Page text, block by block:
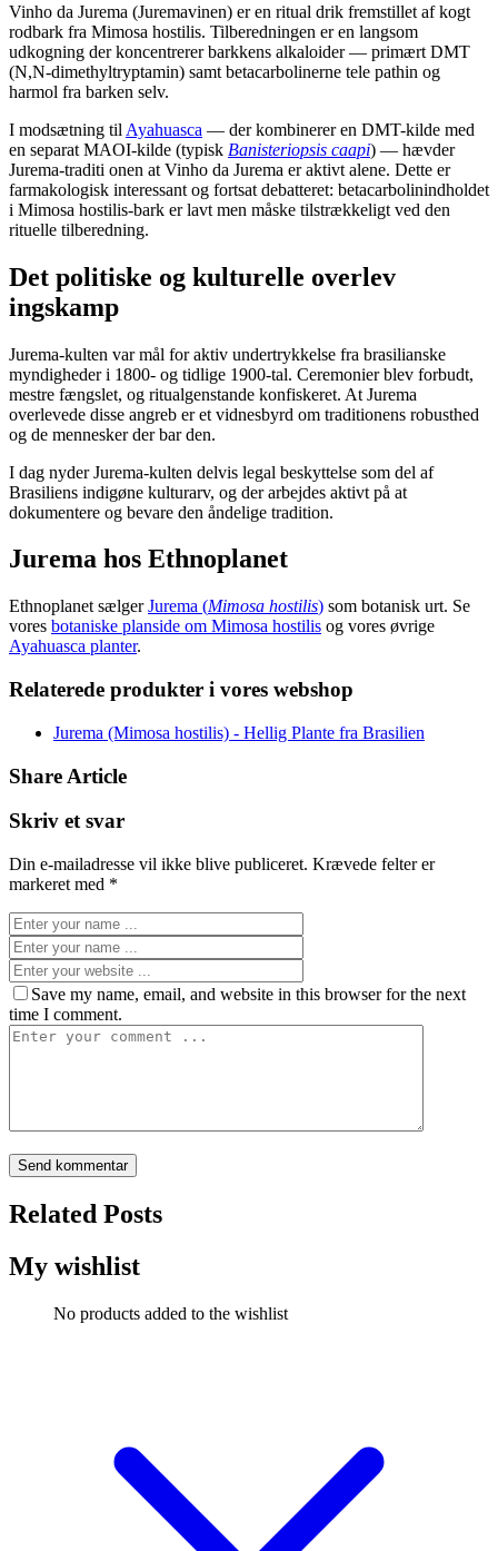
Vinho da Jurema (Juremavinen) er en ritual drik fremstillet af kogt
rodbark fra Mimosa hostilis. Tilberedningen er en langsom
udkogning der koncentrerer barkkens alkaloider — primært DMT
(N,N-dimethyltryptamin) samt betacarbolinerne tele pathin og
harmol fra barken selv.
I modsætning til Ayahuasca — der kombinerer en DMT-kilde med
en separat MAOI-kilde (typisk Banisteriopsis caapi) — hævder
Jurema-traditi onen at Vinho da Jurema er aktivt alene. Dette er
farmakologisk interessant og fortsat debatteret: betacarbolinindholdet
i Mimosa hostilis-bark er lavt men måske tilstrækkeligt ved den
rituelle tilberedning.
Det politiske og kulturelle overlev
ingskamp
Jurema-kulten var mål for aktiv undertrykkelse fra brasilianske
myndigheder i 1800- og tidlige 1900-tal. Ceremonier blev forbudt,
mestre fængslet, og ritualgenstande konfiskeret. At Jurema
overlevede disse angreb er et vidnesbyrd om traditionens robusthed
og de mennesker der bar den.
I dag nyder Jurema-kulten delvis legal beskyttelse som del af
Brasiliens indigøne kulturarv, og der arbejdes aktivt på at
dokumentere og bevare den åndelige tradition.
Jurema hos Ethnoplanet
Ethnoplanet sælgerJurema (Mimosa hostilis) som botanisk urt. Se
vores botaniske planside om Mimosa hostilis og vores øvrige
Ayahuasca planter.
Relaterede produkter i vores webshop
Jurema (Mimosa hostilis) - Hellig Plante fra Brasilien
Share Article
Skriv et svar
Din e-mailadresse vil ikke blive publiceret. Krævede felter er
markeret med *
Save my name, email, and website in this browser for the next
time I comment.
Related Posts
My wishlist
No products added to the wishlist